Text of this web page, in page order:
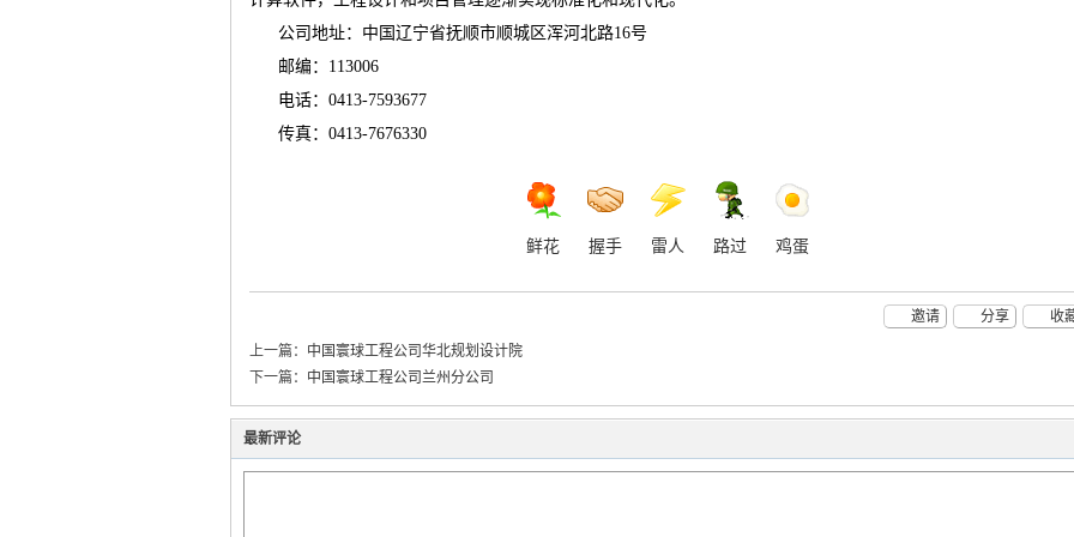
公司地址：中国辽宁省抚顺市顺城区浑河北路16号
邮编： 113006
电话： 0413-7593677
传真： 0413-7676330
鲜花 握手 雷人 路过 鸡蛋
收
分享
邀请
上一篇： 中国寰球工程公司华北规划设计院
下一篇： 中国寰球工程公司兰州分公司
最新评论